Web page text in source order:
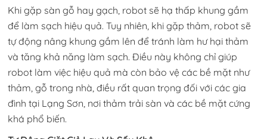
Khi gặp sàn gỗ hay gạch, robot sẽ hạ thấp khung gầm
để làm sạch hiệu quả. Tuy nhiên, khi gặp thảm, robot sẽ
tự động nâng khung gầm lên để tránh làm hư hại thảm
và tăng khả năng làm sạch. Điều này không chỉ giúp
robot làm việc hiệu quả mà còn bảo vệ các bề mặt như
thảm, gỗ trong nhà, điều rất quan trọng đối với các gia
đình tại Lạng Sơn, nơi thảm trải sàn và các bề mặt cứng
khá phổ biến.